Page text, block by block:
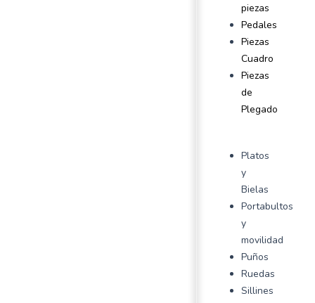
piezas
Pedales
Piezas
Cuadro
Piezas
de
Plegado
Platos
y
Bielas
Portabultos
y
movilidad
Puños
Ruedas
Sillines